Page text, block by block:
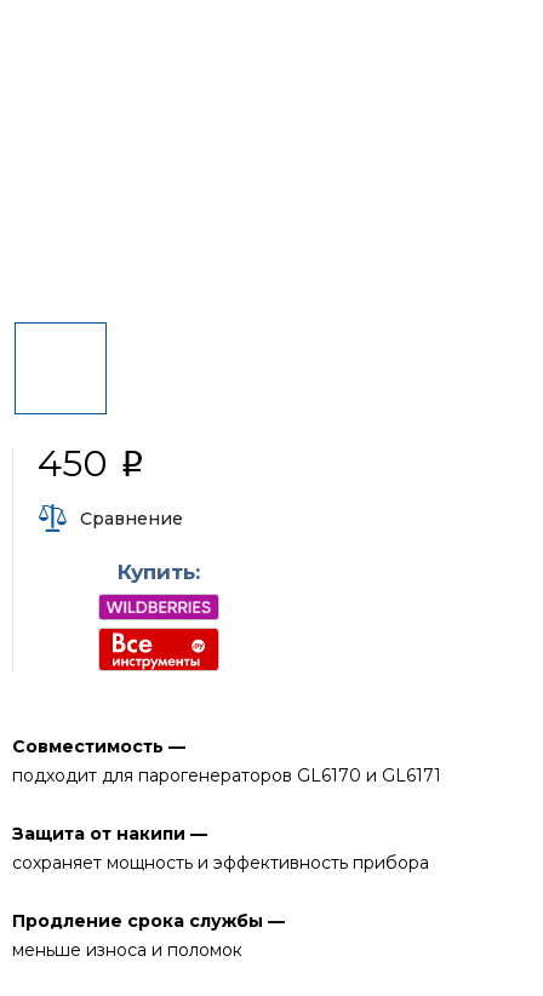
450 i
Сравнение
Купить:
Совместимость —
подходит для парогенераторов GL6170 и GL6171
Защита от накипи —
сохраняет мощность и эффективность прибора
Продление срока службы —
меньше износа и поломок